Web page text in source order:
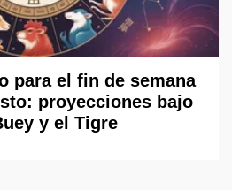
para el fin de semana
proyecciones bajo
y el Tigre